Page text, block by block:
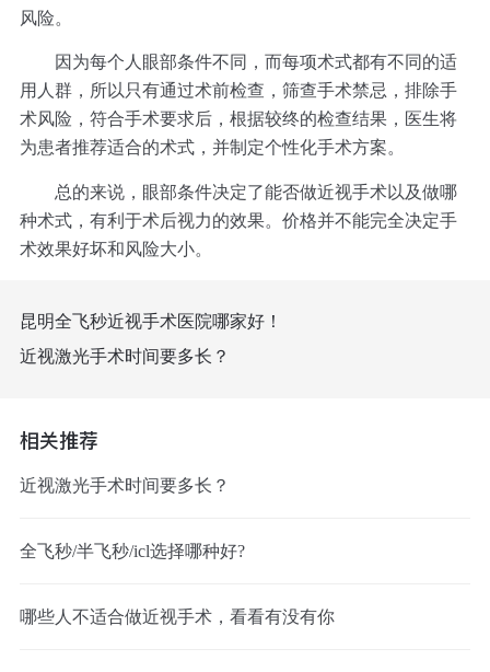
风险。
因为每个人眼部条件不同，而每项术式都有不同的适
用人群，所以只有通过术前检查，筛查手术禁忌，排除手
术风险，符合手术要求后，根据较终的检查结果，医生将
为患者推荐适合的术式，并制定个性化手术方案。
总的来说，眼部条件决定了能否做近视手术以及做哪
种术式，有利于术后视力的效果。价格并不能完全决定手
术效果好坏和风险大小。
昆明全飞秒近视手术医院哪家好！
近视激光手术时间要多长？
相关推荐
近视激光手术时间要多长？
全飞秒/半飞秒/icl选择哪种好?
哪些人不适合做近视手术，看看有没有你